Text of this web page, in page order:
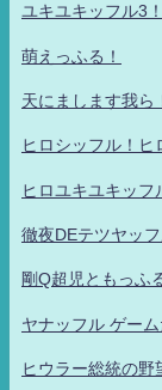
ユキユキッフル3！
萌えっふる！
天にまします我ら
ヒロシッフル！ヒ
ヒロユキユキッフ
徹夜DEテツヤッ
剛Q超児ともっふ
ヤナッフル ゲー
ヒウラー総統の野